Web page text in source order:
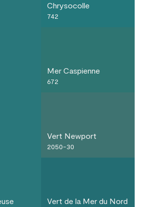
Chrysocolle
742
Mer Caspienne
672
Vert Newport
2050-30
Vert de la Mer du Nord